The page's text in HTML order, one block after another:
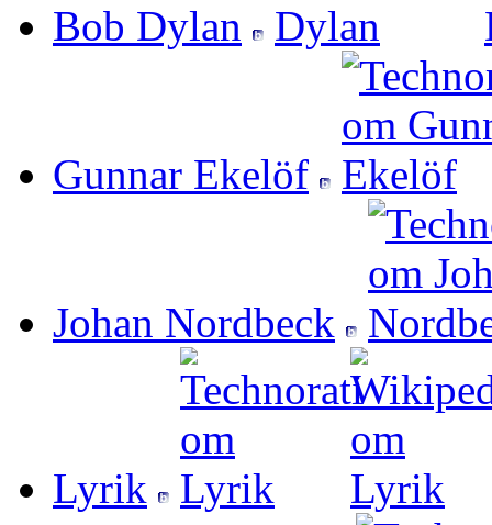
Bob Dylan
Gunnar Ekelöf
Johan Nordbeck
Lyrik